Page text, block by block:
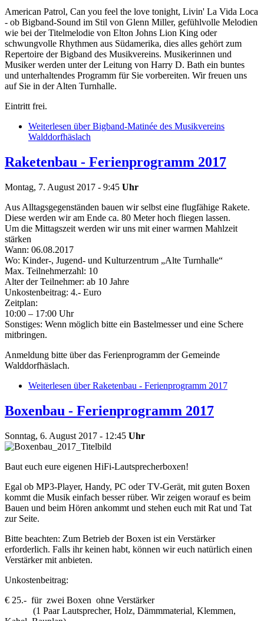
American Patrol, Can you feel the love tonight, Livin' La Vida Loca
- ob Bigband-Sound im Stil von Glenn Miller, gefühlvolle Melodien
wie bei der Titelmelodie von Elton Johns Lion King oder
schwungvolle Rhythmen aus Südamerika, dies alles gehört zum
Repertoire der Bigband des Musikvereins. Musikerinnen und
Musiker werden unter der Leitung von Harry D. Bath ein buntes
und unterhaltendes Programm für Sie vorbereiten. Wir freuen uns
auf Sie in der Alten Turnhalle.
Eintritt frei.
Weiterlesen über Bigband-Matinée des Musikvereins
Walddorfhäslach
Raketenbau - Ferienprogramm 2017
Montag, 7. August 2017 - 9:45 Uhr
Aus Alltagsgegenständen bauen wir selbst eine flugfähige Rakete.
Diese werden wir am Ende ca. 80 Meter hoch fliegen lassen.
Um die Mittagszeit werden wir uns mit einer warmen Mahlzeit
stärken
Wann: 06.08.2017
Wo: Kinder-, Jugend- und Kulturzentrum „Alte Turnhalle“
Max. Teilnehmerzahl: 10
Alter der Teilnehmer: ab 10 Jahre
Unkostenbeitrag: 4.- Euro
Zeitplan:
10:00 – 17:00 Uhr
Sonstiges: Wenn möglich bitte ein Bastelmesser und eine Schere
mitbringen.
Anmeldung bitte über das Ferienprogramm der Gemeinde
Walddorfhäslach.
Weiterlesen über Raketenbau - Ferienprogramm 2017
Boxenbau - Ferienprogramm 2017
Sonntag, 6. August 2017 - 12:45 Uhr
Baut euch eure eigenen HiFi-Lautsprecherboxen!
Egal ob MP3-Player, Handy, PC oder TV-Gerät, mit guten Boxen
kommt die Musik einfach besser rüber. Wir zeigen worauf es beim
Bauen und beim Hören ankommt und stehen euch mit Rat und Tat
zur Seite.
Bitte beachten: Zum Betrieb der Boxen ist ein Verstärker
erforderlich. Falls ihr keinen habt, können wir euch natürlich einen
Verstärker mit anbieten.
Unkostenbeitrag:
€ 25.- für zwei Boxen ohne Verstärker
(1 Paar Lautsprecher, Holz, Dämmmaterial, Klemmen,